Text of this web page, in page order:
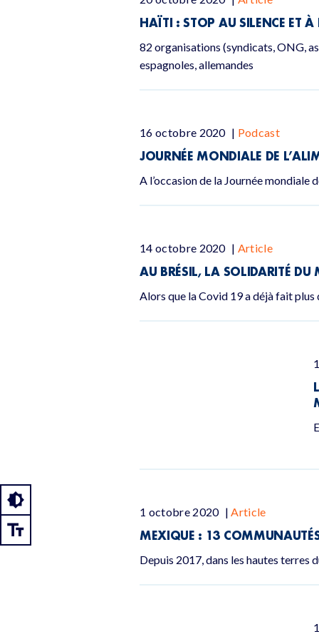
HAÏTI : STOP AU SILENCE ET
82 organisations (syndicats, ONG,
espagnoles, allemandes
16 octobre 2020 | Podcast
JOURNÉE MONDIALE DE
A l’occasion de la Journée mondiale
14 octobre 2020 | Article
AU BRÉSIL, LA SOLIDARITÉ DU
Alors que la Covid 19 a déjà fait
1 octobre 2020 | Article
MEXIQUE : 13
Depuis 2017, dans les hautes terres